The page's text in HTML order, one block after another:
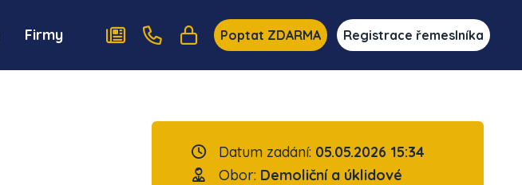
Firmy Poptat ZDARMA Registrace řemeslníka
Datum zadání: 05.05.2026 15:34
Obor: Demoliční a úklidové